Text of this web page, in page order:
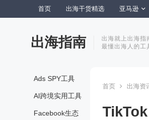
首页 出海干货精选 亚马逊
出海指南
出海就上出海指
最懂出海人的工
Ads SPY工具
AI跨境实用工具
Facebook生态
首页 出海资